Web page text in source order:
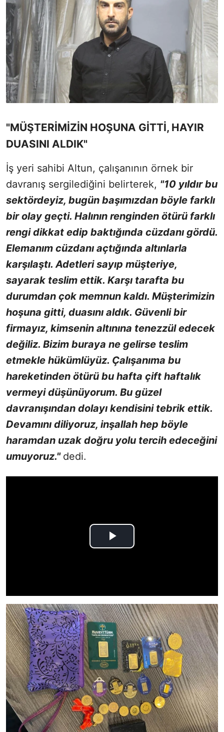
"MÜŞTERİMİZİN HOŞUNA GİTTİ, HAYIR
DUASINI ALDIK"
İş yeri sahibi Altun, çalışanının örnek bir
davranış sergilediğini belirterek, "10 yıldır bu
sektördeyiz, bugün başımızdan böyle farklı
bir olay geçti. Halının renginden ötürü farklı
rengi dikkat edip baktığında cüzdanı gördü.
Elemanım cüzdanı açtığında altınlarla
karşılaştı. Adetleri sayıp müşteriye,
sayarak teslim ettik. Karşı tarafta bu
durumdan çok memnun kaldı. Müşterimizin
hoşuna gitti, duasını aldık. Güvenli bir
firmayız, kimsenin altınına tenezzül edecek
değiliz. Bizim buraya ne gelirse teslim
etmekle hükümlüyüz. Çalışanıma bu
hareketinden ötürü bu hafta çift haftalık
vermeyi düşünüyorum. Bu güzel
davranışından dolayı kendisini tebrik ettik.
Devamını diliyoruz, inşallah hep böyle
haramdan uzak doğru yolu tercih edeceğini
umuyoruz." dedi.